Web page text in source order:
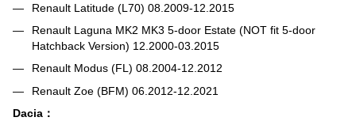
Renault Latitude (L70) 08.2009-12.2015
Renault Laguna MK2 MK3 5-door Estate (NOT fit 5-door
Hatchback Version) 12.2000-03.2015
Renault Modus (FL) 08.2004-12.2012
Renault Zoe (BFM) 06.2012-12.2021
Dacia：